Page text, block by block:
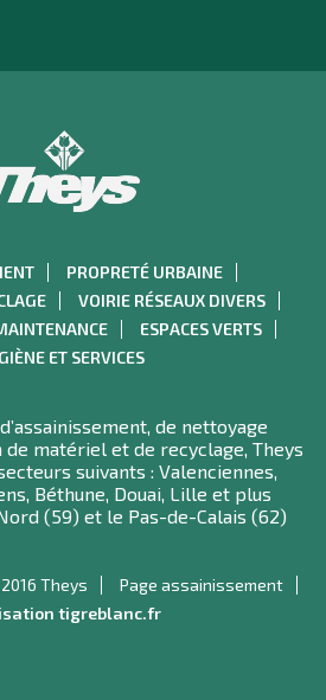
PROPRETÉ URBAINE
VOIRIE RÉSEAUX DIVERS
ESPACES VERTS
ET SERVICES
de nettoyage
matériel et de recyclage, Theys
suivants : Valenciennes,
Béthune, Douai, Lille et plus
(59) et le Pas-de-Calais (62)
2016 Theys
Page assainissement
tigreblanc.fr